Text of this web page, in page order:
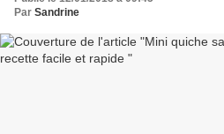
Par Sandrine